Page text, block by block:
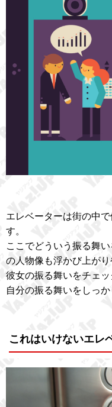
エレベーターは街の中
す。
ここでどういう振る舞
の人物像も浮かび上がり
彼女の振る舞いをチェ
自分の振る舞いをしっ
これはいけないエレ